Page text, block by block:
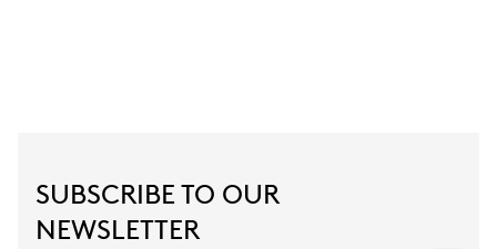
SUBSCRIBE TO OUR
NEWSLETTER